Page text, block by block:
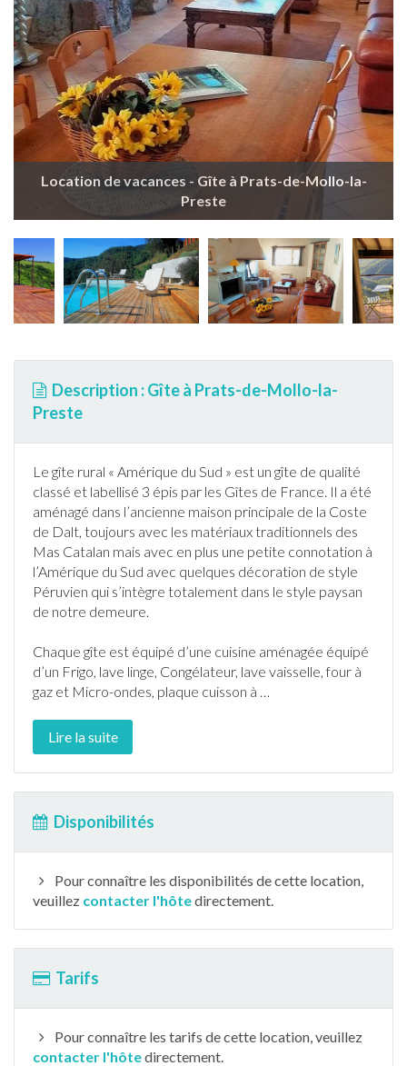
Location de vacances - Gîte à Prats-de-Mollo-la-
Preste
Description : Gîte à Prats-de-Mollo-la-
Preste
Le gîte rural « Amérique du Sud » est un gîte de qualité
classé et labellisé 3 épis par les Gîtes de France. Il a été
aménagé dans l’ancienne maison principale de la Coste
de Dalt, toujours avec les matériaux traditionnels des
Mas Catalan mais avec en plus une petite connotation à
l’Amérique du Sud avec quelques décoration de style
Péruvien qui s’intègre totalement dans le style paysan
de notre demeure.
Chaque gîte est équipé d’une cuisine aménagée équipé
d’un Frigo, lave linge, Congélateur, lave vaisselle, four à
gaz et Micro-ondes, plaque cuisson à …
Lire la suite
Disponibilités
Pour connaître les disponibilités de cette location,
veuillez contacter l'hôtedirectement.
Tarifs
Pour connaître les tarifs de cette location, veuillez
contacter l'hôtedirectement.